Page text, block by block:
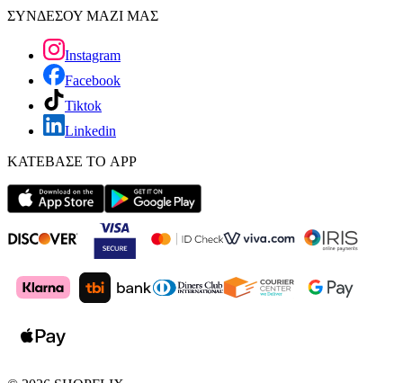
ΣΥΝΔΕΣΟΥ ΜΑΖΙ ΜΑΣ
Instagram
Facebook
Tiktok
Linkedin
ΚΑΤΕΒΑΣΕ ΤΟ APP